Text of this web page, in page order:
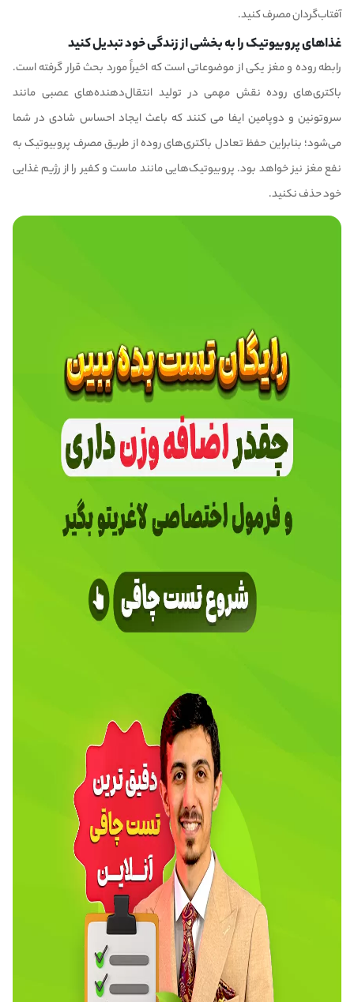
آفتاب‌گردان مصرف کنید.
غذاهای پروبیوتیک را به بخشی از زندگی خود تبدیل کنید
رابطه روده و مغز یکی از موضوعاتی است که اخیراً مورد بحث قرار گرفته است.
باکتری‌های روده نقش مهمی در تولید انتقال‌دهنده‌های عصبی مانند
سروتونین و دوپامین ایفا می کنند که باعث ایجاد احساس شادی در شما
می‌شود؛ بنابراین حفظ تعادل باکتری‌های روده از طریق مصرف پروبیوتیکبه
نفع مغز نیز خواهد بود. پروبیوتیک‌هایی مانند ماست و کفیر را از رژیم غذایی
خود حذف نکنید.